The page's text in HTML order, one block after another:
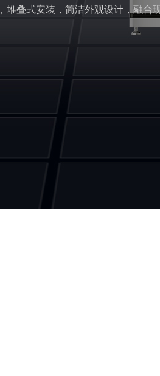
堆叠式安装，简洁外观设计，融合